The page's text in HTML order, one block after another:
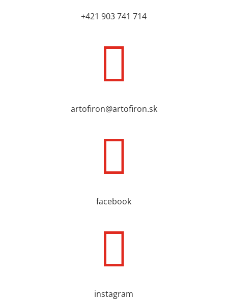
+421903 741 714

artofiron@artofiron.sk

facebook

instagram